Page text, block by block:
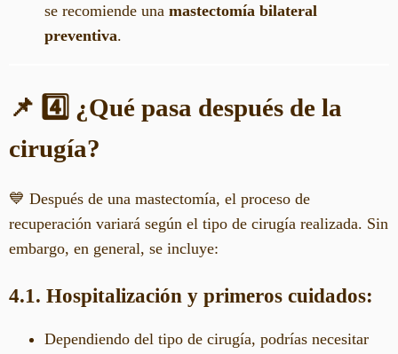
se recomiende una mastectomía bilateral
preventiva.
📌 4️⃣ ¿Qué pasa después de la
cirugía?
💙 Después de una mastectomía, el proceso de
recuperación variará según el tipo de cirugía realizada. Sin
embargo, en general, se incluye:
4.1. Hospitalización y primeros cuidados:
Dependiendo del tipo de cirugía, podrías necesitar